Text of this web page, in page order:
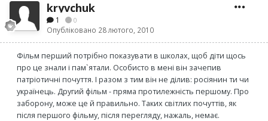
kryvchuk
1 0
Опубліковано 28 лютого, 2010
Фільм перший потрібно показувати в школах, щоб діти щось
про це знали і пам`ятали. Особисто в мені він зачепив
патріотичні почуття. І разом з тим він не ділив: росіянин ти чи
українець. Другий фільм - пряма протилежність першому. Про
заборону, може це й правильно. Таких світлих почуттів, як
після першого фільму, після перегляду, нажаль, немає.